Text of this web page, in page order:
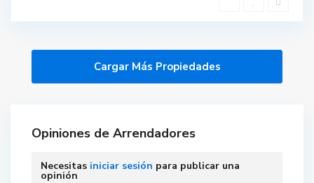
Opiniones de Arrendadores
Necesitas iniciar sesión para publicar una
opinión